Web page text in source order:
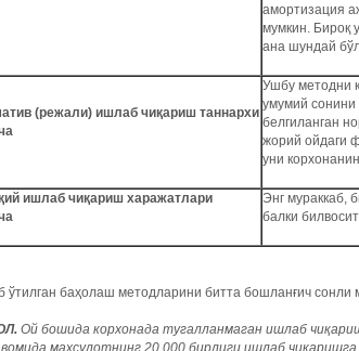
амортизация
мумкин. Бироқ
ана шундай
(режали) ишлаб чиқариш таннархи
Ушбу методни
умумий
белгиланган
жорий ойдаги
уни
ишлаб чиқариш харажатлари
Энг мураккаб,
балки
ўтилган баҳолаш методларини битта бошланғич сонли
Ой бошида корхонада тугалланмаган ишлаб
маҳсулотнинг 20 000 бирлиги ишлаб